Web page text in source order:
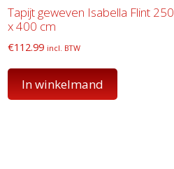
Tapijt geweven Isabella Flint 250
x 400 cm
€112.99 incl. BTW
In winkelmand